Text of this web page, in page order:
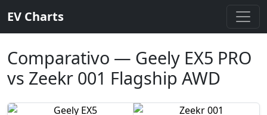
EV Charts
Comparativo — Geely EX5 PRO
vs Zeekr 001 Flagship AWD